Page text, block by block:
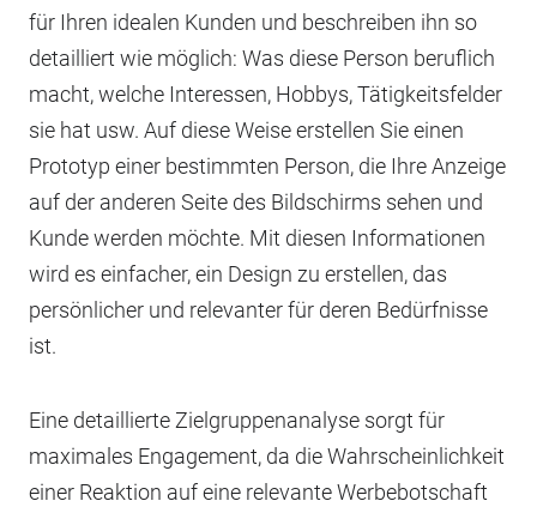
für Ihren idealen Kunden und beschreiben ihn so
detailliert wie möglich: Was diese Person beruflich
macht, welche Interessen, Hobbys, Tätigkeitsfelder
sie hat usw. Auf diese Weise erstellen Sie einen
Prototyp einer bestimmten Person, die Ihre Anzeige
auf der anderen Seite des Bildschirms sehen und
Kunde werden möchte. Mit diesen Informationen
wird es einfacher, ein Design zu erstellen, das
persönlicher und relevanter für deren Bedürfnisse
ist.
Eine detaillierte Zielgruppenanalyse sorgt für
maximales Engagement, da die Wahrscheinlichkeit
einer Reaktion auf eine relevante Werbebotschaft